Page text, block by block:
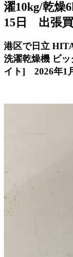
濯10kg/乾燥
15日 出張
港区で日立
洗濯乾燥機 ビ
イト] 2026年1